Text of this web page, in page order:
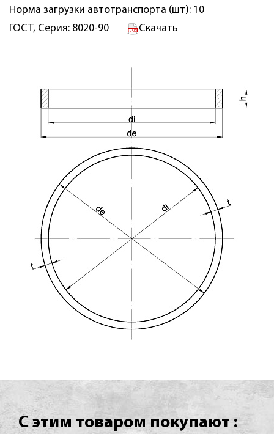
Норма загрузки автотранспорта (шт): 10
ГОСТ, Серия: 8020-90 Скачать
С этим товаром покупают :